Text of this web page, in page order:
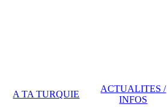
A TA TURQUIE
ACTUALITES /
INFOS